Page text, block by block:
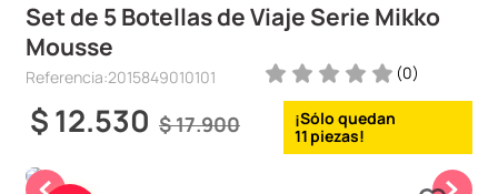
Set de 5 Botellas de Viaje Serie Mikko
Mousse
Referencia:2015849010101 (0)
$17.900
$12.530 11
1.
peluche
2.
hello kitty
3.
snoopy
4.
ositos cariñositos
5.